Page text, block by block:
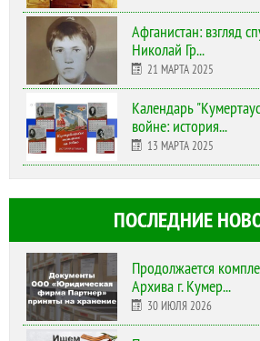
Афганистан: взгляд
Николай Гр...
21 МАРТА 2025
Календарь
войне: история...
13 МАРТА 2025
ПОСЛЕДНИЕ
Продолжается
Архива г. Кумер...
30 ИЮЛЯ 2026